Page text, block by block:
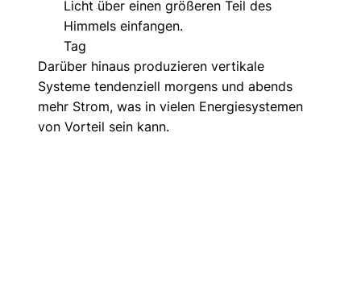
Licht über einen größeren Teil des
Himmels einfangen.
Tag
Darüber hinaus produzieren vertikale
Systeme tendenziell morgens und abends
mehr Strom, was in vielen Energiesystemen
von Vorteil sein kann.